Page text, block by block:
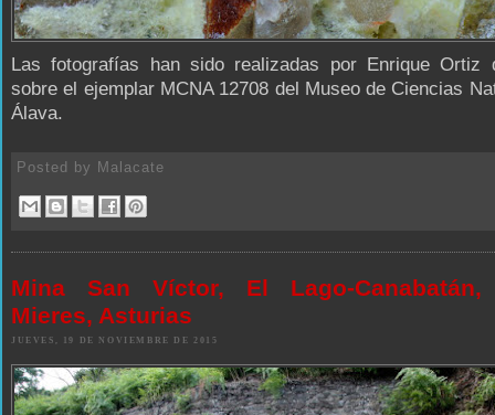
Las fotografías han sido realizadas por Enrique Ortiz
sobre el ejemplar MCNA 12708 del Museo de Ciencias
Álava.
Posted by Malacate
Mina San Víctor, El Lago-Canabatán,
Mieres, Asturias
JUEVES, 19 DE NOVIEMBRE DE 2015